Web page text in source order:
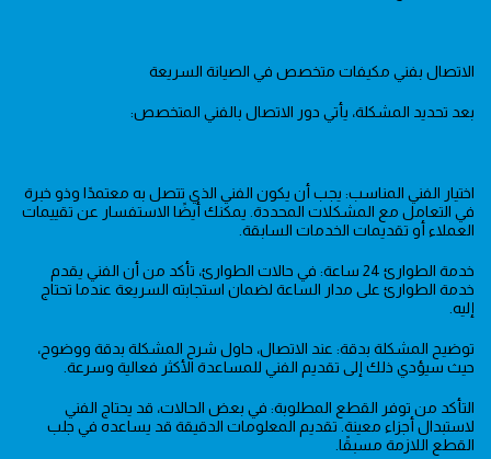
الاتصال بفني مكيفات متخصص في الصيانة السريعة
بعد تحديد المشكلة، يأتي دور الاتصال بالفني المتخصص:
اختيار الفني المناسب: يجب أن يكون الفني الذي تتصل به معتمدًا وذو خبرة
في التعامل مع المشكلات المحددة. يمكنك أيضًا الاستفسار عن تقييمات
العملاء أو تقديمات الخدمات السابقة.
خدمة الطوارئ 24 ساعة: في حالات الطوارئ، تأكد من أن الفني يقدم
خدمة الطوارئ على مدار الساعة لضمان استجابته السريعة عندما تحتاج
إليه.
توضيح المشكلة بدقة: عند الاتصال، حاول شرح المشكلة بدقة ووضوح،
حيث سيؤدي ذلك إلى تقديم الفني للمساعدة الأكثر فعالية وسرعة.
التأكد من توفر القطع المطلوبة: في بعض الحالات، قد يحتاج الفني
لاستبدال أجزاء معينة. تقديم المعلومات الدقيقة قد يساعده في جلب
القطع اللازمة مسبقًا.